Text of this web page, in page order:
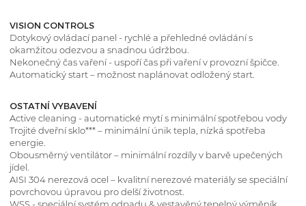
VISION CONTROLS
Dotykový ovládací panel - rychlé a přehledné ovládání s
okamžitou odezvou a snadnou údržbou.
Nekonečný čas vaření - uspoří čas při vaření v provozní špičce.
Automatický start – možnost naplánovat odložený start.
OSTATNÍ VYBAVENÍ
Active cleaning - automatické mytí s minimální spotřebou vody
Trojité dveřní sklo*** – minimální únik tepla, nízká spotřeba
energie.
Obousměrný ventilátor – minimální rozdíly v barvě upečených
jídel.
AISI 304 nerezová ocel – kvalitní nerezové materiály se speciální
povrchovou úpravou pro delší životnost.
WSS - speciální systém odpadu & vestavěný tepelný výměník